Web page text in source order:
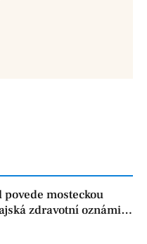
povede mosteckou
zdravotní oznámila